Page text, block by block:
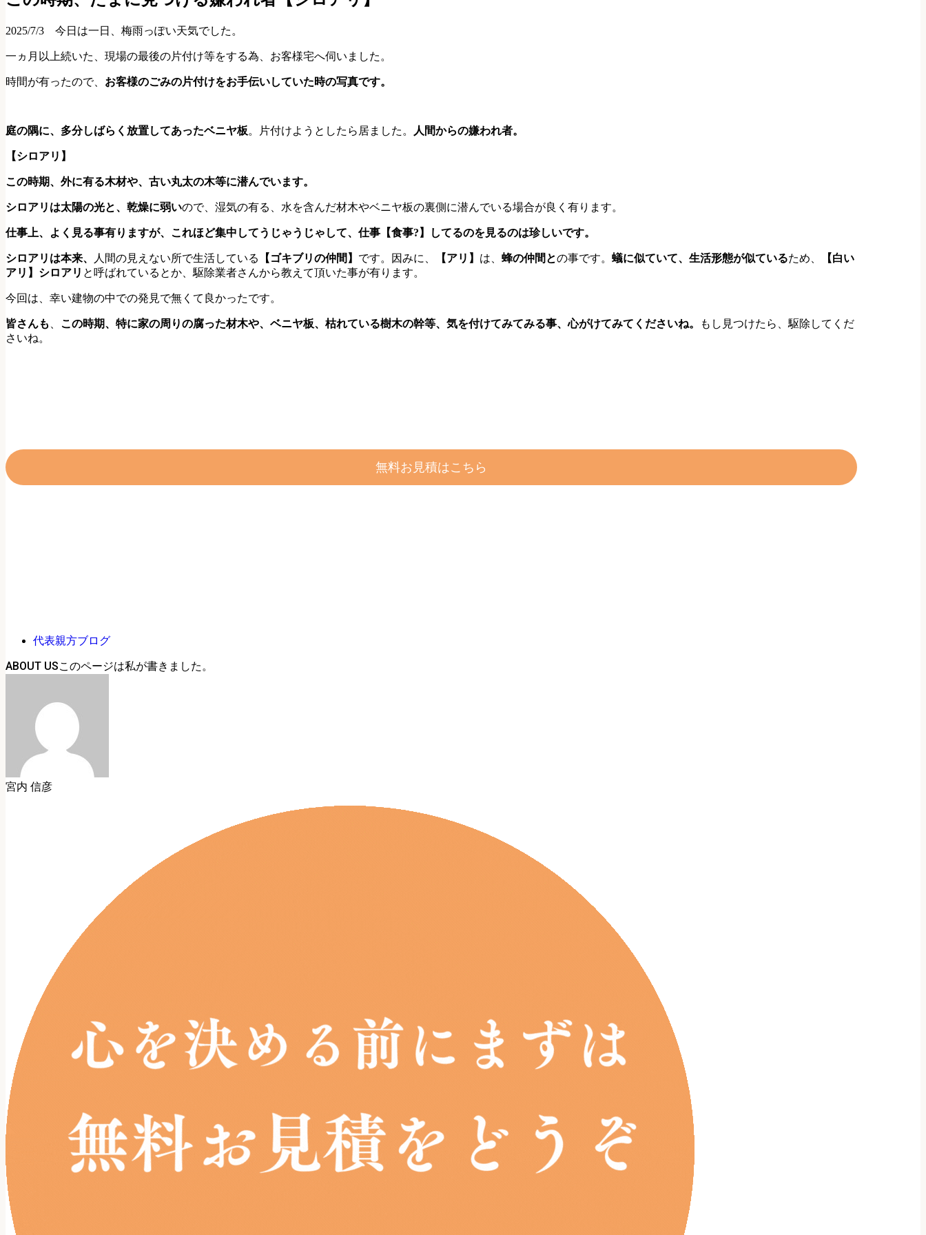
2025/7/3 今日は一日、梅雨っぽい天気でした。
一ヵ月以上続いた、現場の最後の片付け等をする為、お客様宅へ伺いました。
時間が有ったので、 お客様のごみの片付けをお手伝いしていた時の写真です。
庭の隅に、多分しばらく放置してあったベニヤ板。片付けようとしたら居ました。 人間からの嫌われ者。
【シロアリ】
この時期、外に有る木材や、古い丸太の木等に潜んでいます。
シロアリは太陽の光と、乾燥に弱いので、湿気の有る、水を含んだ材木やベニヤ板の裏側に潜んでいる場合が良く有ります。
仕事上、よく見る事有りますが、これほど集中してうじゃうじゃして、仕事【食事?】してるのを見るのは珍しいです。
シロアリは本来、 人間の見えない所で生活している 【ゴキブリの仲間】 です。因みに、 【アリ】 は、 蜂の仲間との事です。 蟻に似ていて、生活形態が似ているため、
【白い
アリ】シロアリ と呼ばれているとか、駆除業者さんから教えて頂いた事が有ります。
今回は、幸い建物の中での発見で無くて良かったです。
皆さんも この時期、特に家の周りの腐った材木や、ベニヤ板、枯れている樹木の幹等、気を付けてみてみる事、心がけてみてくださいね。
もし見つけたら、駆除してくだ
さいね。
無料お見積はこちら
代表親方ブログ
ABOUT US
宮内 信彦